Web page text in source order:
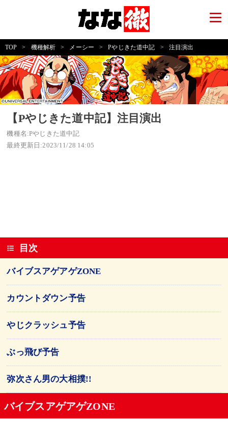
TOP > 機種解析 > メーシー > Pやじきた道中記 > 注目演出
【Pやじきた道中記】注目演出
機種名:Pやじきた道中記
最終更新日:2023/11/28 14:05
目次
バイブスアゲアゲZONE
カウントダウン予告
やじクラッシュ予告
ぶっ飛び予告
弥次さん男の大相撲!!
バイブスアゲアゲZONE